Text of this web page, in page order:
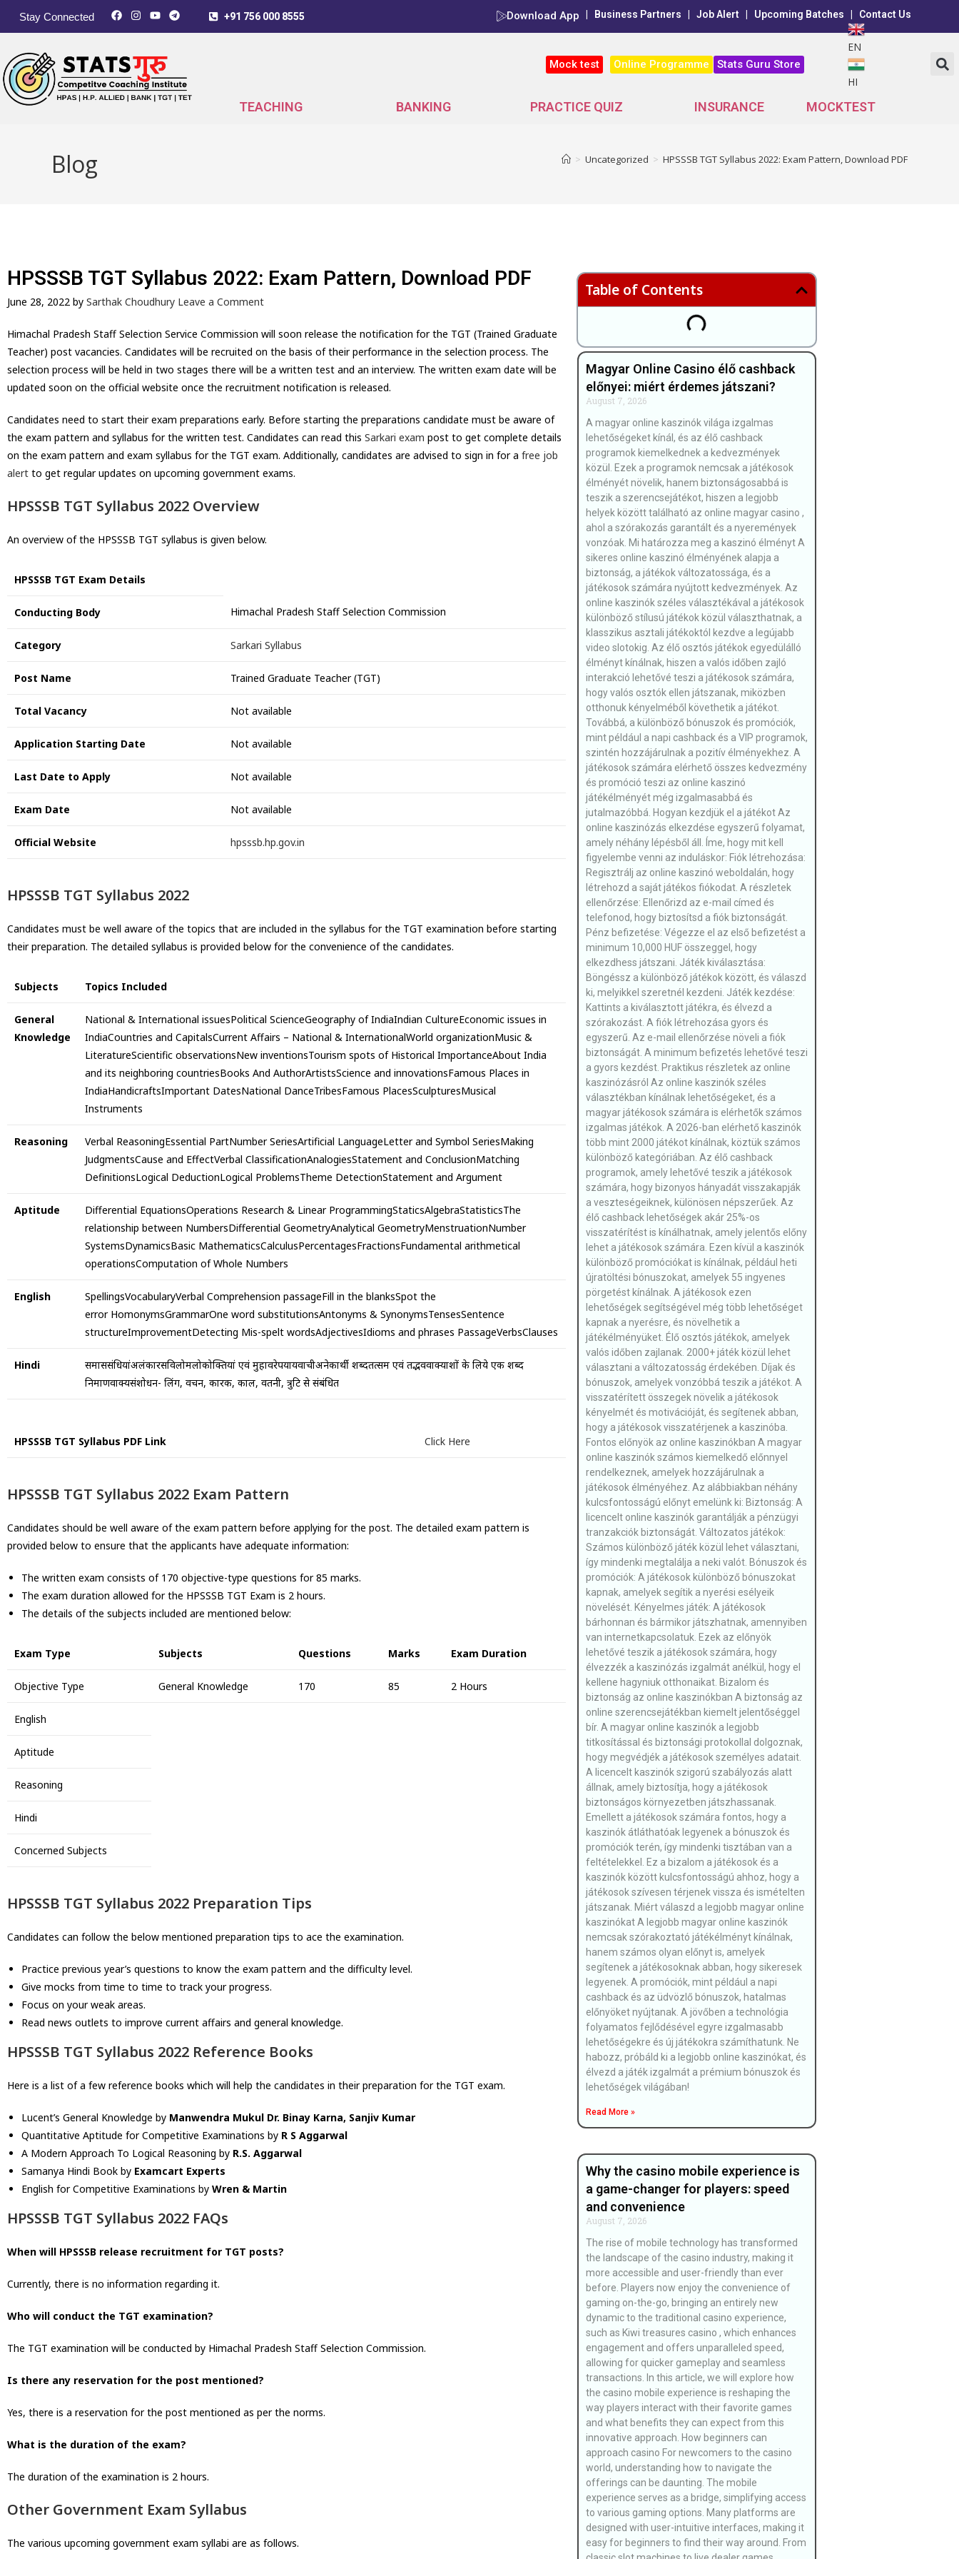
Stay Connected +91 756 000 8555 Download App Business Partners |Job Alert Upcoming Batches Contact Us
Mock test Online Programme Stats Guru Store
EN
HI
TEACHING BANKING PRACTICE QUIZ INSURANCE MOCKTEST
Blog > Uncategorized > HPSSSB TGT Syllabus 2022: Exam Pattern, Download PDF
HPSSSB TGT Syllabus 2022: Exam Pattern, Download PDF
June 28, 2022 by Sarthak Choudhury Leave a Comment
Himachal Pradesh Staff Selection Service Commission will soon release the notification for the TGT (Trained Graduate
Teacher) post vacancies. Candidates will be recruited on the basis of their performance in the selection process. The
selection process will be held in two stages there will be a written test and an interview. The written exam date will be
updated soon on the official website once the recruitment notification is released.
Candidates need to start their exam preparations early. Before starting the preparations candidate must be aware of
the exam pattern and syllabus for the written test. Candidates can read this Sarkari exam post to get complete details
on the exam pattern and exam syllabus for the TGT exam. Additionally, candidates are advised to sign in for a free job
alert to get regular updates on upcoming government exams.
HPSSSB TGT Syllabus 2022 Overview
An overview of the HPSSSB TGT syllabus is given below.
HPSSSB TGT Exam Details
Conducting Body Himachal Pradesh Staff Selection Commission
Category Sarkari Syllabus
Post Name Trained Graduate Teacher (TGT)
Total Vacancy Not available
Application Starting Date Not available
Last Date to Apply Not available
Exam Date Not available
Official Website hpsssb.hp.gov.in
HPSSSB TGT Syllabus 2022
Candidates must be well aware of the topics that are included in the syllabus for the TGT examination before starting
their preparation. The detailed syllabus is provided below for the convenience of the candidates.
Subjects Topics Included
General
Knowledge
National & International issuesPolitical ScienceGeography of IndiaIndian CultureEconomic issues in
IndiaCountries and CapitalsCurrent Affairs – National & InternationalWorld organizationMusic &
LiteratureScientific observationsNew inventionsTourism spots of Historical ImportanceAbout India
and its neighboring countriesBooks And AuthorArtistsScience and innovationsFamous Places in
IndiaHandicraftsImportant DatesNational DanceTribesFamous PlacesSculpturesMusical
Instruments
Reasoning
Verbal ReasoningEssential PartNumber SeriesArtificial LanguageLetter and Symbol SeriesMaking
JudgmentsCause and EffectVerbal ClassificationAnalogiesStatement and ConclusionMatching
DefinitionsLogical DeductionLogical ProblemsTheme DetectionStatement and Argument
Aptitude
Differential EquationsOperations Research & Linear ProgrammingStaticsAlgebraStatisticsThe
relationship between NumbersDifferential GeometryAnalytical GeometryMenstruationNumber
SystemsDynamicsBasic MathematicsCalculusPercentagesFractionsFundamental arithmetical
operationsComputation of Whole Numbers
English
SpellingsVocabularyVerbal Comprehension passageFill in the blanksSpot the
error HomonymsGrammarOne word substitutionsAntonyms & SynonymsTensesSentence
structureImprovementDetecting Mis-spelt wordsAdjectivesIdioms and phrases PassageVerbsClauses
Hindi
समाससंधियांअलंकारसविलोमलोकोक्तियां एवं मुहावरेपर्यायवाचीअनेकार्थी शब्दतत्सम एवं तद्भववाक्याशों के लिये एक शब्द
निर्माणवाक्यसंशोधन- लिंग, वचन, कारक, काल, वर्तनी, त्रुटि से संबंधित
HPSSSB TGT Syllabus PDF Link Click Here
HPSSSB TGT Syllabus 2022 Exam Pattern
Candidates should be well aware of the exam pattern before applying for the post. The detailed exam pattern is
provided below to ensure that the applicants have adequate information:
The written exam consists of 170 objective-type questions for 85 marks.
The exam duration allowed for the HPSSSB TGT Exam is 2 hours.
The details of the subjects included are mentioned below:
Exam Type Subjects Questions Marks Exam Duration
Objective Type General Knowledge 170 85 2 Hours
English
Aptitude
Reasoning
Hindi
Concerned Subjects
HPSSSB TGT Syllabus 2022 Preparation Tips
Candidates can follow the below mentioned preparation tips to ace the examination.
Practice previous year’s questions to know the exam pattern and the difficulty level.
Give mocks from time to time to track your progress.
Focus on your weak areas.
Read news outlets to improve current affairs and general knowledge.
HPSSSB TGT Syllabus 2022 Reference Books
Here is a list of a few reference books which will help the candidates in their preparation for the TGT exam.
Lucent’s General Knowledge by Manwendra Mukul Dr. Binay Karna, Sanjiv Kumar
Quantitative Aptitude for Competitive Examinations by R S Aggarwal
A Modern Approach To Logical Reasoning by R.S. Aggarwal
Samanya Hindi Book by Examcart Experts
English for Competitive Examinations by Wren & Martin
HPSSSB TGT Syllabus 2022 FAQs
When will HPSSSB release recruitment for TGT posts?
Currently, there is no information regarding it.
Who will conduct the TGT examination?
The TGT examination will be conducted by Himachal Pradesh Staff Selection Commission.
Is there any reservation for the post mentioned?
Yes, there is a reservation for the post mentioned as per the norms.
What is the duration of the exam?
The duration of the examination is 2 hours.
Other Government Exam Syllabus
The various upcoming government exam syllabi are as follows.
Table of Contents
Magyar Online Casino élő cashback
előnyei: miért érdemes játszani?
August 7, 2026
A magyar online kaszinók világa izgalmas
lehetőségeket kínál, és az élő cashback
programok kiemelkednek a kedvezmények
közül. Ezek a programok nemcsak a játékosok
élményét növelik, hanem biztonságosabbá is
teszik a szerencsejátékot, hiszen a legjobb
helyek között található az online magyar casino ,
ahol a szórakozás garantált és a nyeremények
vonzóak. Mi határozza meg a kaszinó élményt A
sikeres online kaszinó élményének alapja a
biztonság, a játékok változatossága, és a
játékosok számára nyújtott kedvezmények. Az
online kaszinók széles választékával a játékosok
különböző stílusú játékok közül választhatnak, a
klasszikus asztali játékoktól kezdve a legújabb
video slotokig. Az élő osztós játékok egyedülálló
élményt kínálnak, hiszen a valós időben zajló
interakció lehetővé teszi a játékosok számára,
hogy valós osztók ellen játszanak, miközben
otthonuk kényelméből követhetik a játékot.
Továbbá, a különböző bónuszok és promóciók,
mint például a napi cashback és a VIP programok,
szintén hozzájárulnak a pozitív élményekhez. A
játékosok számára elérhető összes kedvezmény
és promóció teszi az online kaszinó
játékélményét még izgalmasabbá és
jutalmazóbbá. Hogyan kezdjük el a játékot Az
online kaszinózás elkezdése egyszerű folyamat,
amely néhány lépésből áll. Íme, hogy mit kell
figyelembe venni az induláskor: Fiók létrehozása:
Regisztrálj az online kaszinó weboldalán, hogy
létrehozd a saját játékos fiókodat. A részletek
ellenőrzése: Ellenőrizd az e-mail címed és
telefonod, hogy biztosítsd a fiók biztonságát.
Pénz befizetése: Végezze el az első befizetést a
minimum 10,000 HUF összeggel, hogy
elkezdhess játszani. Játék kiválasztása:
Böngéssz a különböző játékok között, és válaszd
ki, melyikkel szeretnél kezdeni. Játék kezdése:
Kattints a kiválasztott játékra, és élvezd a
szórakozást. A fiók létrehozása gyors és
egyszerű. Az e-mail ellenőrzése növeli a fiók
biztonságát. A minimum befizetés lehetővé teszi
a gyors kezdést. Praktikus részletek az online
kaszinózásról Az online kaszinók széles
választékban kínálnak lehetőségeket, és a
magyar játékosok számára is elérhetők számos
izgalmas játékok. A 2026-ban elérhető kaszinók
több mint 2000 játékot kínálnak, köztük számos
különböző kategóriában. Az élő cashback
programok, amely lehetővé teszik a játékosok
számára, hogy bizonyos hányadát visszakapják
a veszteségeiknek, különösen népszerűek. Az
élő cashback lehetőségek akár 25%-os
visszatérítést is kínálhatnak, amely jelentős előny
lehet a játékosok számára. Ezen kívül a kaszinók
különböző promóciókat is kínálnak, például heti
újratöltési bónuszokat, amelyek 55 ingyenes
pörgetést kínálnak. A játékosok ezen
lehetőségek segítségével még több lehetőséget
kapnak a nyerésre, és növelhetik a
játékélményüket. Élő osztós játékok, amelyek
valós időben zajlanak. 2000+ játék közül lehet
választani a változatosság érdekében. Díjak és
bónuszok, amelyek vonzóbbá teszik a játékot. A
visszatérített összegek növelik a játékosok
kényelmét és motivációját, és segítenek abban,
hogy a játékosok visszatérjenek a kaszinóba.
Fontos előnyök az online kaszinókban A magyar
online kaszinók számos kiemelkedő előnnyel
rendelkeznek, amelyek hozzájárulnak a
játékosok élményéhez. Az alábbiakban néhány
kulcsfontosságú előnyt emelünk ki: Biztonság: A
licencelt online kaszinók garantálják a pénzügyi
tranzakciók biztonságát. Változatos játékok:
Számos különböző játék közül lehet választani,
így mindenki megtalálja a neki valót. Bónuszok és
promóciók: A játékosok különböző bónuszokat
kapnak, amelyek segítik a nyerési esélyeik
növelését. Kényelmes játék: A játékosok
bárhonnan és bármikor játszhatnak, amennyiben
van internetkapcsolatuk. Ezek az előnyök
lehetővé teszik a játékosok számára, hogy
élvezzék a kaszinózás izgalmát anélkül, hogy el
kellene hagyniuk otthonaikat. Bizalom és
biztonság az online kaszinókban A biztonság az
online szerencsejátékban kiemelt jelentőséggel
bír. A magyar online kaszinók a legjobb
titkosítással és biztonsági protokollal dolgoznak,
hogy megvédjék a játékosok személyes adatait.
A licencelt kaszinók szigorú szabályozás alatt
állnak, amely biztosítja, hogy a játékosok
biztonságos környezetben játszhassanak.
Emellett a játékosok számára fontos, hogy a
kaszinók átláthatóak legyenek a bónuszok és
promóciók terén, így mindenki tisztában van a
feltételekkel. Ez a bizalom a játékosok és a
kaszinók között kulcsfontosságú ahhoz, hogy a
játékosok szívesen térjenek vissza és ismételten
játszanak. Miért válaszd a legjobb magyar online
kaszinókat A legjobb magyar online kaszinók
nemcsak szórakoztató játékélményt kínálnak,
hanem számos olyan előnyt is, amelyek
segítenek a játékosoknak abban, hogy sikeresek
legyenek. A promóciók, mint például a napi
cashback és az üdvözlő bónuszok, hatalmas
előnyöket nyújtanak. A jövőben a technológia
folyamatos fejlődésével egyre izgalmasabb
lehetőségekre és új játékokra számíthatunk. Ne
habozz, próbáld ki a legjobb online kaszinókat, és
élvezd a játék izgalmát a prémium bónuszok és
lehetőségek világában!
Read More »
Why the casino mobile experience is
a game-changer for players: speed
and convenience
August 7, 2026
The rise of mobile technology has transformed
the landscape of the casino industry, making it
more accessible and user-friendly than ever
before. Players now enjoy the convenience of
gaming on-the-go, bringing an entirely new
dynamic to the traditional casino experience,
such as Kiwi treasures casino , which enhances
engagement and offers unparalleled speed,
allowing for quicker gameplay and seamless
transactions. In this article, we will explore how
the casino mobile experience is reshaping the
way players interact with their favorite games
and what benefits they can expect from this
innovative approach. How beginners can
approach casino For newcomers to the casino
world, understanding how to navigate the
offerings can be daunting. The mobile
experience serves as a bridge, simplifying access
to various gaming options. Many platforms are
designed with user-intuitive interfaces, making it
easy for beginners to find their way around. From